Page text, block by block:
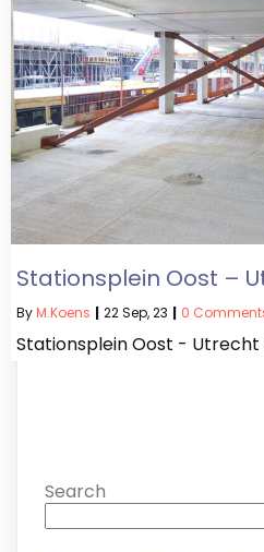
Stationsplein Oost –
ByM.koens | 22Sep, 23 | 0
Stationsplein Oost - Utrecht
Search